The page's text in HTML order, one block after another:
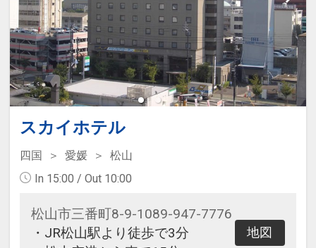
スカイホテル
四国 愛媛
松山
In 15:00 / Out 10:00
松山市三番町8-9-1089-947-7776
・JR松山駅より徒歩で3分
地図